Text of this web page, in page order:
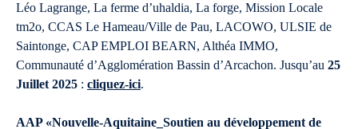
Léo Lagrange, La ferme d’uhaldia, La forge, Mission Locale
tm2o, CCAS Le Hameau/Ville de Pau, LACOWO, ULSIE de
Saintonge, CAP EMPLOI BEARN, Althéa IMMO,
Communauté d’Agglomération Bassin d’Arcachon. Jusqu’au 25
Juillet 2025 : cliquez-ici.
AAP «Nouvelle-Aquitaine_Soutien au développement de